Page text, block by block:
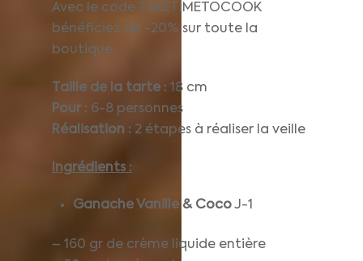
Avec le code TAKETIMETOCOOK
bénéficiez de -20% sur toute la
boutique.
Taille de la tarte : 18 cm
Pour : 6-8 personnes
Réalisation : 2 étapes à réaliser la veille
Ingrédients :
Ganache Vanille & CocoJ-1
– 160 gr de crème liquide entière